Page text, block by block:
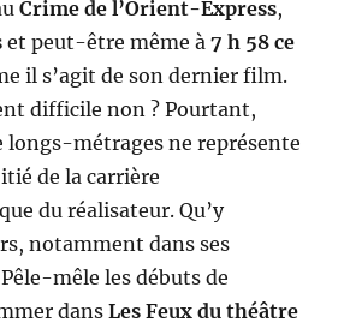
Crime de l’Orient-Express,
et peut-être même à7 h 58 ce
il s’agit de son dernier film.
difficile non ? Pourtant,
longs-métrages ne représente
de la carrière
du réalisateur. Qu’y
notamment dans ses
mêle les débuts de
dansLes Feux du théâtre